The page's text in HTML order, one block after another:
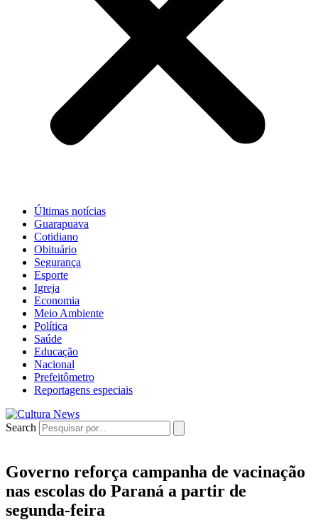
Últimas notícias
Guarapuava
Cotidiano
Obituário
Segurança
Esporte
Igreja
Economia
Meio Ambiente
Política
Saúde
Educação
Nacional
Prefeitômetro
Reportagens especiais
Search
Governo reforça campanha de vacinação
nas escolas do Paraná a partir de
segunda-feira